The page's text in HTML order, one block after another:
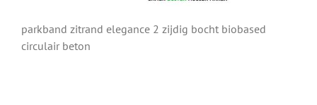
parkband zitrand elegance 2 zijdig bocht biobased
circulair beton